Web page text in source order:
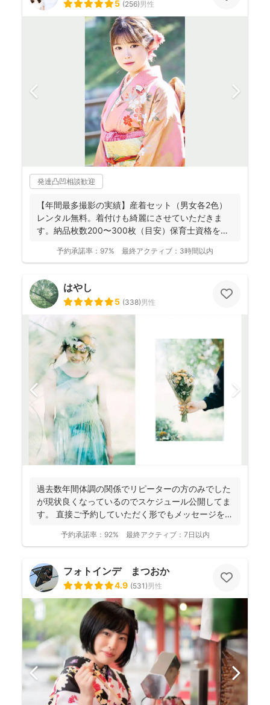
5 (256)男性
発達凸凹相談歓迎
【年間最多撮影の実績】産着セット（男女各2色）
レンタル無料。着付けも綺麗にさせていただきま
す。納品枚数200〜300枚（目安）保育士資格を持
予約承諾率： 97% 最終アクティブ： 3時間以内
はやし
5 (338)男性
過去数年間体調の関係でリピーターの方のみでした
が現状良くなっているのでスケジュール公開してま
す。 直接ご予約していただく形でもメッセージを送
予約承諾率： 92% 最終アクティブ： 7日以内
フォトインデ まつおか
4.9 (531)男性